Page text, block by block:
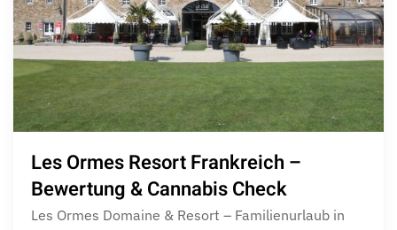
Les Ormes Resort Frankreich –
Bewertung & Cannabis Check
Les Ormes Domaine & Resort – Familienurlaub in